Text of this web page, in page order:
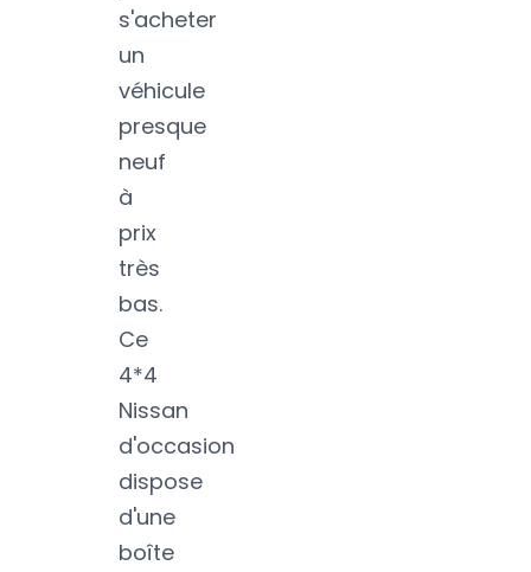
s'acheter
un
véhicule
presque
neuf
à
prix
très
bas.
Ce
4*4
Nissan
d'occasion
dispose
d'une
boîte